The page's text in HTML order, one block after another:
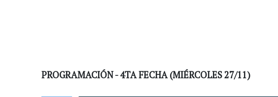
PROGRAMACIÓN - 4TA FECHA (MIÉRCOLES 27/11)